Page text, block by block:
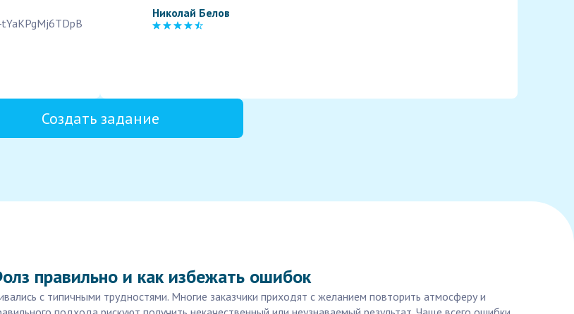
Николай Белов
Создать задание
правильно и как избежать ошибок
с типичными трудностями. Многие заказчики приходят с желанием повторить атмосферу и